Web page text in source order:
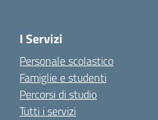
I Servizi
Personale scolastico
Famiglie e studenti
Percorsi di studio
Tutti i servizi